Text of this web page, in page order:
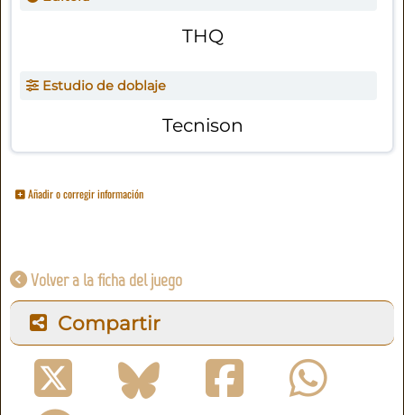
THQ
Estudio de doblaje
Tecnison
Añadir o corregir información
Volver a la ficha del juego
Compartir